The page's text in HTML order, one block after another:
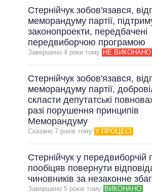
Стернійчук зобов'язався,
меморандуму партії,
законопроекти, передбачені
передвиборчою програмою
Завершено 4 роки тому НЕ ВИКОНАНО
Стернійчук зобов'язався,
меморандуму партії,
скласти депутатські
разі порушення принципів
Меморандуму
Сказано 7 рокiв тому У ПРОЦЕСІ
Стернійчук у передвиборчій
пообіцяв повернути
чиновників за незаконне
Завершено 5 рокiв тому ВИКОНАНО